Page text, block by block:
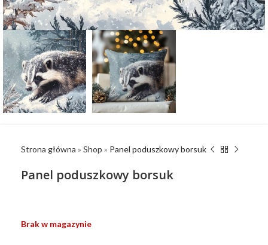
Strona główna » Shop » Panel poduszkowy borsuk
Panel poduszkowy borsuk
Brak w magazynie